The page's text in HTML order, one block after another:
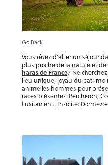
Go Back
Vous rêvez d’allier un séjour
plus proche de la nature et
haras de France? Ne
lieu unique, joyau du
anime les hommes pour
races présentes: Percheron,
Lusitanien… Insolite: Dormez